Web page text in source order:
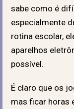
sabe como é
especialmente
rotina escolar,
aparelhos
possível.
É claro que os
mas ficar horas